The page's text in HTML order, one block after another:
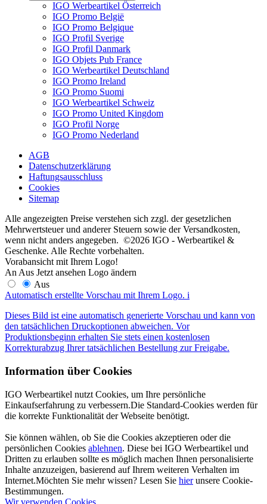
IGO Werbeartikel Österreich
IGO Promo België
IGO Promo Belgique
IGO Profil Sverige
IGO Profil Danmark
IGO Objets Pub France
IGO Werbeartikel Deutschland
IGO Promo Ireland
IGO Promo Suomi
IGO Werbeartikel Schweiz
IGO Promo United Kingdom
IGO Profil Norge
IGO Promo Nederland
AGB
Datenschutzerklärung
Haftungsausschluss
Cookies
Sitemap
Alle angezeigten Preise verstehen sich zzgl. der gesetzlichen
Mehrwertsteuer und anderer Steuern sowie der Versandkosten,
wenn nicht anders angegeben. ©2026 IGO - Werbeartikel &
Geschenke. Alle Rechte vorbehalten.
Vorabansicht mit Ihrem Logo!
An Aus Jetzt ansehen Logo ändern
Aus
Automatisch erstellte Vorschau mit Ihrem Logo. i
Dieses Bild ist eine automatisch generierte Vorschau und kann von
den tatsächlichen Druckoptionen abweichen. Vor
Produktionsbeginn erhalten Sie stets einen kostenlosen
Korrekturabzug Ihrer tatsächlichen Bestellung zur Freigabe.
Information über Cookies
IGO Werbeartikel nutzt Cookies, um Ihre persönliche
Einkaufserfahrung zu verbessern.Die Standard-Cookies werden für
die korrekte Funktionalität der Webseite benötigt.
Sie können wählen, ob Sie die Cookies akzeptieren oder die
persönlichen Cookies ablehnen. Diese bei IGO Werbeartikel und
Dritten zu erlauben sollte es möglich machen Ihnen personalisierte
Inhalte anzuzeigen, basierend auf Ihrem weiteren Verhalten im
Internet.Möchten Sie mehr wissen? Lesen Sie hierunsere Cookie-
Bestimmungen.
Wir verwenden Cookies